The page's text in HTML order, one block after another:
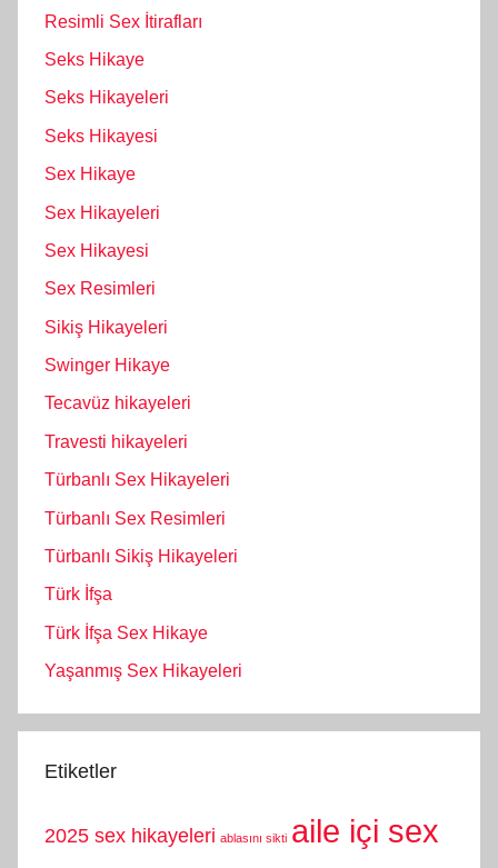
Resimli Sex İtirafları
Seks Hikaye
Seks Hikayeleri
Seks Hikayesi
Sex Hikaye
Sex Hikayeleri
Sex Hikayesi
Sex Resimleri
Sikiş Hikayeleri
Swinger Hikaye
Tecavüz hikayeleri
Travesti hikayeleri
Türbanlı Sex Hikayeleri
Türbanlı Sex Resimleri
Türbanlı Sikiş Hikayeleri
Türk İfşa
Türk İfşa Sex Hikaye
Yaşanmış Sex Hikayeleri
Etiketler
2025 sex hikayeleri ablasını sikti aile içi sex